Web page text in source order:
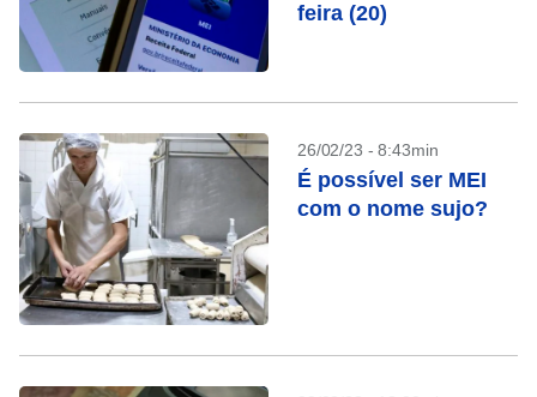
feira (20)
26/02/23 - 8:43min
É possível ser MEI
com o nome sujo?